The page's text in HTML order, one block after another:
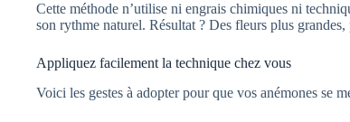
Cette méthode n’utilise ni engrais chimiques ni
son rythme naturel. Résultat ? Des fleurs plus
Appliquez facilement la technique chez vous
Voici les gestes à adopter pour que vos anémones se